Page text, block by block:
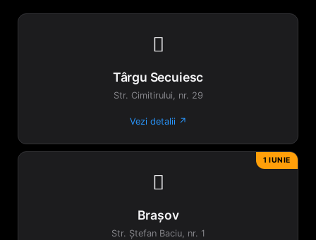

Târgu Secuiesc
Str. Cimitirului, nr. 29
Vezi detalii ↗
1 IUNIE

Brașov
Str. Ștefan Baciu, nr. 1